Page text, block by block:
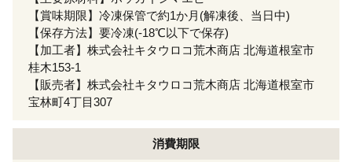
【賞味期限】冷凍保管で約1か月(解凍後、当日中)
【保存方法】要冷凍(-18℃以下で保存)
【加工者】株式会社キタウロコ荒木商店 北海道根室市
桂木153-1
【販売者】株式会社キタウロコ荒木商店 北海道根室市
宝林町4丁目307
消費期限